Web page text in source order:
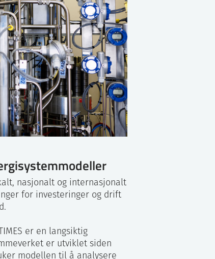
nasjonalt og internasjonalt
for investeringer og drift
er en langsiktig
er utviklet siden
modellen til å analysere